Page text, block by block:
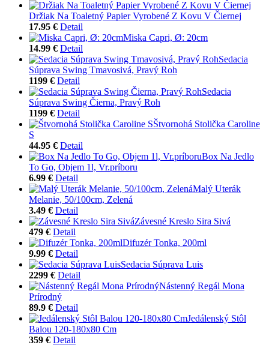
Držiak Na Toaletný Papier Vyrobené Z Kovu V Čiernej
17.95 € Detail
Miska Capri, Ø: 20cm
14.99 € Detail
Sedacia
Súprava Swing Tmavosivá, Pravý Roh
1199 € Detail
Sedacia
Súprava Swing Čierna, Pravý Roh
1199 € Detail
Štvornohá Stolička Caroline
S
44.95 € Detail
Box Na Jedlo
To Go, Objem 1l, Vr.príboru
6.99 € Detail
Malý Uterák
Melanie, 50/100cm, Zelená
3.49 € Detail
Závesné Kreslo Sira Sivá
479 € Detail
Difuzér Tonka, 200ml
9.99 € Detail
Sedacia Súprava Luis
2299 € Detail
Nástenný Regál Mona
Prírodný
89.9 € Detail
Jedálenský Stôl
Balou 120-180x80 Cm
359 € Detail